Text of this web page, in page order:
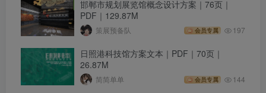
邯郸市规划展览馆概念设计方案｜76页｜
PDF｜129.87M
策展预备队 会员专属 197
日照港科技馆方案文本｜PDF｜70页｜
26.87M
简简单单 会员专属 144